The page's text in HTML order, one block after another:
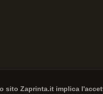
sito Zaprinta.itimplica